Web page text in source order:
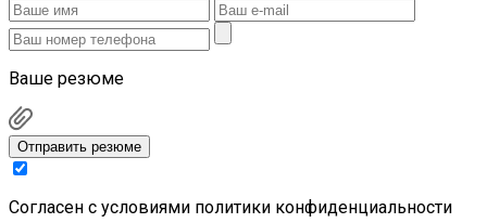
Ваше резюме
Отправить резюме
Cогласен с условиями политики конфиденциальности